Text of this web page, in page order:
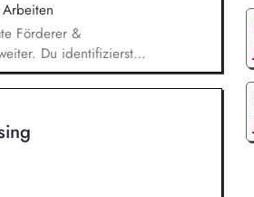
Förderer &
Du identifizierst
an. Du planst und
Ergebnisse. Du
Programmkollegen